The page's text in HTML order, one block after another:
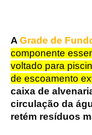
A Grade de
componente
voltado para
de escoamento
caixa de
circulação da
retém resíduos